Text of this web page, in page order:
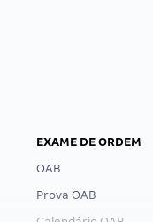
EXAME DE ORDEM
OAB
Prova OAB